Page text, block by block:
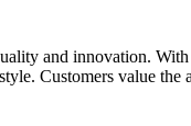
and innovation.
Customers value the